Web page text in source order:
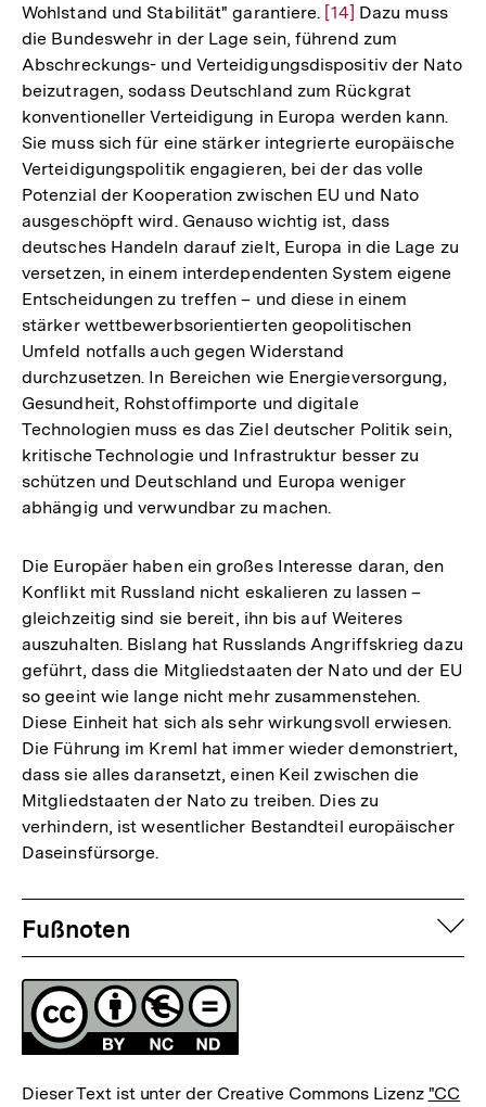
Wohlstand und Stabilität" garantiere. Zur
Auflösung
der
Fußnote
[14] Dazu muss
die Bundeswehr in der Lage sein, führend zum
Abschreckungs- und Verteidigungsdispositiv der Nato
beizutragen, sodass Deutschland zum Rückgrat
konventioneller Verteidigung in Europa werden kann.
Sie muss sich für eine stärker integrierte europäische
Verteidigungspolitik engagieren, bei der das volle
Potenzial der Kooperation zwischen EU und Nato
ausgeschöpft wird. Genauso wichtig ist, dass
deutsches Handeln darauf zielt, Europa in die Lage zu
versetzen, in einem interdependenten System eigene
Entscheidungen zu treffen – und diese in einem
stärker wettbewerbsorientierten geopolitischen
Umfeld notfalls auch gegen Widerstand
durchzusetzen. In Bereichen wie Energieversorgung,
Gesundheit, Rohstoffimporte und digitale
Technologien muss es das Ziel deutscher Politik sein,
kritische Technologie und Infrastruktur besser zu
schützen und Deutschland und Europa weniger
abhängig und verwundbar zu machen.
Die Europäer haben ein großes Interesse daran, den
Konflikt mit Russland nicht eskalieren zu lassen –
gleichzeitig sind sie bereit, ihn bis auf Weiteres
auszuhalten. Bislang hat Russlands Angriffskrieg dazu
geführt, dass die Mitgliedstaaten der Nato und der EU
so geeint wie lange nicht mehr zusammenstehen.
Diese Einheit hat sich als sehr wirkungsvoll erwiesen.
Die Führung im Kreml hat immer wieder demonstriert,
dass sie alles daransetzt, einen Keil zwischen die
Mitgliedstaaten der Nato zu treiben. Dies zu
verhindern, ist wesentlicher Bestandteil europäischer
Daseinsfürsorge.
Fussnoten
Fußnoten
Lizenz
Dieser Text ist unter der Creative Commons Lizenz "CC